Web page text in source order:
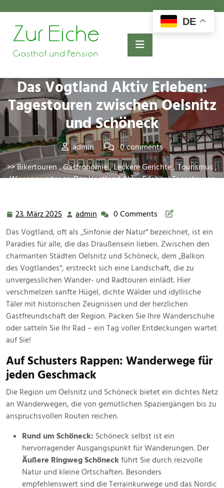
content
Das Vogtland Aktiv Erleben:
Tagestouren zwischen Oelsnitz
und Schöneck
admin
0 comments
>>Bikertouren,Gastronomie,Leckere Gerichte,Tourismus,
Wissenswertes>> Das Vogtland Aktiv Erleben: Tagestouren
23. März 2025 23.
März
2025
admin admin0 Comments
Das Vogtland, oft als „Sinfonie der Natur“ bezeichnet, ist ein
Paradies für alle, die das Draußensein lieben. Zwischen den
charmanten Städten Oelsnitz und Schöneck, dem „Balkon
des Vogtlandes“, erstreckt sich eine Landschaft, die zu
unvergesslichen Wander- und Radtouren einlädt. Hier
verschmelzen sanfte Hügel, dichte Wälder und idyllische
Täler mit historischen Zeugnissen und der herzlichen
Gastfreundschaft der Region. Packen Sie Ihre Wanderschuhe
oder satteln Sie Ihr Rad – ein Tag voller Entdeckungen wartet
auf Sie!
Auf Schusters Rappen: Wanderwege für
jeden Geschmack
Die Region um Oelsnitz und Schöneck bietet ein dichtes Netz
an Wanderwegen, die von gemütlichen Spaziergängen bis zu
anspruchsvollen Routen reichen.
Rund um Schöneck: Schöneck selbst ist ein
hervorragender Ausgangspunkt für Wanderungen. Der
Äußere Ringweg Schöneckführt Sie durch reizvolle
Natur und kleine Ortschaften. Besonders
empfehlenswert sind die Terrainkurwege und das Nordic
DE